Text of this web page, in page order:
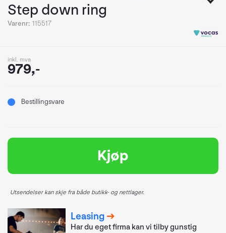
Step down ring
Varenr: 115517
inkl. mva
979,-
Bestillingsvare
Kjøp
Utsendelser kan skje fra både butikk- og nettlager.
Leasing
Har du eget firma kan vi tilby gunstig